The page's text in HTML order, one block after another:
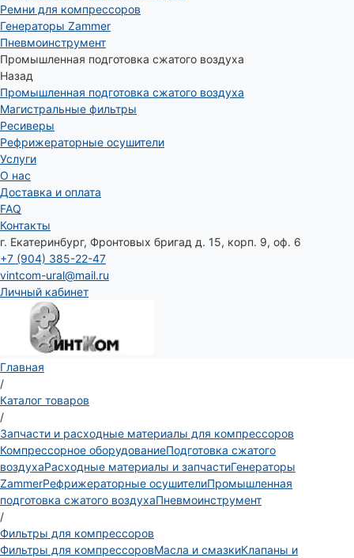
Ремни для компрессоров
Генераторы Zammer
Пневмоинструмент
Промышленная подготовка сжатого воздуха
Назад
Промышленная подготовка сжатого воздуха
Магистральные фильтры
Ресиверы
Рефрижераторные осушители
Услуги
О нас
Доставка и оплата
FAQ
Контакты
г. Екатеринбург, Фронтовых бригад д. 15, корп. 9, оф. 6
+7 (904) 385-22-47
vintcom-ural@mail.ru
Личный кабинет
Главная
/
Каталог товаров
/
Запчасти и расходные материалы для компрессоров
Компрессорное оборудованиеПодготовка сжатого
воздухаРасходные материалы и запчастиГенераторы
ZammerРефрижераторные осушителиПромышленная
подготовка сжатого воздухаПневмоинструмент
/
Фильтры для компрессоров
Фильтры для компрессоровМасла и смазкиКлапаны и